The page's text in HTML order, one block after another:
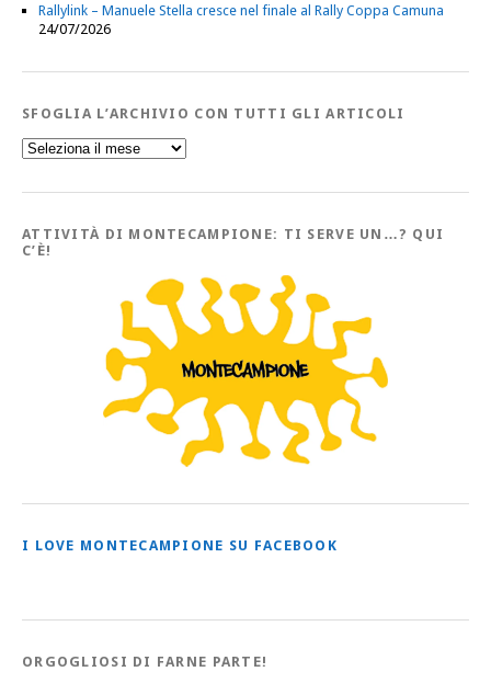
Rallylink – Manuele Stella cresce nel finale al Rally Coppa Camuna
24/07/2026
SFOGLIA L’ARCHIVIO CON TUTTI GLI ARTICOLI
Sfoglia
l’Archivio
tutti
Articoli
ATTIVITÀ DI MONTECAMPIONE: TI SERVE UN…? QUI
C’È!
I LOVE MONTECAMPIONE SU FACEBOOK
ORGOGLIOSI DI FARNE PARTE!